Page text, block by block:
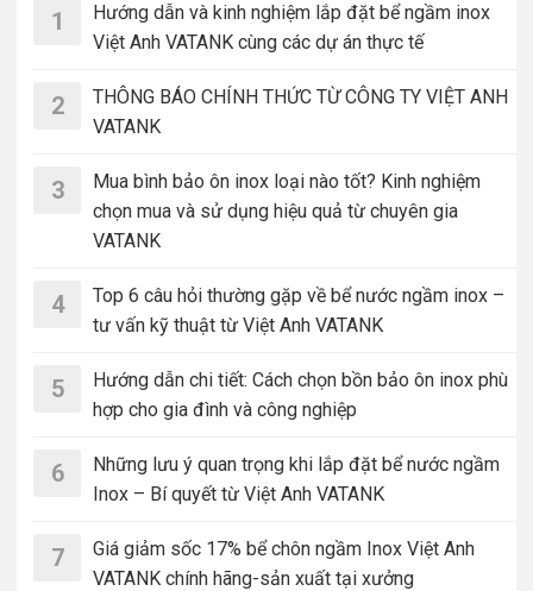
1
Hướng dẫn và kinh nghiệm lắp đặt bể ngầm inox
Việt Anh VATANK cùng các dự án thực tế
2
THÔNG BÁO CHÍNH THỨC TỪ CÔNG TY VIỆT ANH
VATANK
3
Mua bình bảo ôn inox loại nào tốt? Kinh nghiệm
chọn mua và sử dụng hiệu quả từ chuyên gia
VATANK
4
Top 6 câu hỏi thường gặp về bể nước ngầm inox –
tư vấn kỹ thuật từ Việt Anh VATANK
5
Hướng dẫn chi tiết: Cách chọn bồn bảo ôn inox phù
hợp cho gia đình và công nghiệp
6
Những lưu ý quan trọng khi lắp đặt bể nước ngầm
Inox – Bí quyết từ Việt Anh VATANK
7
Giá giảm sốc 17% bể chôn ngầm Inox Việt Anh
VATANK chính hãng-sản xuất tại xưởng